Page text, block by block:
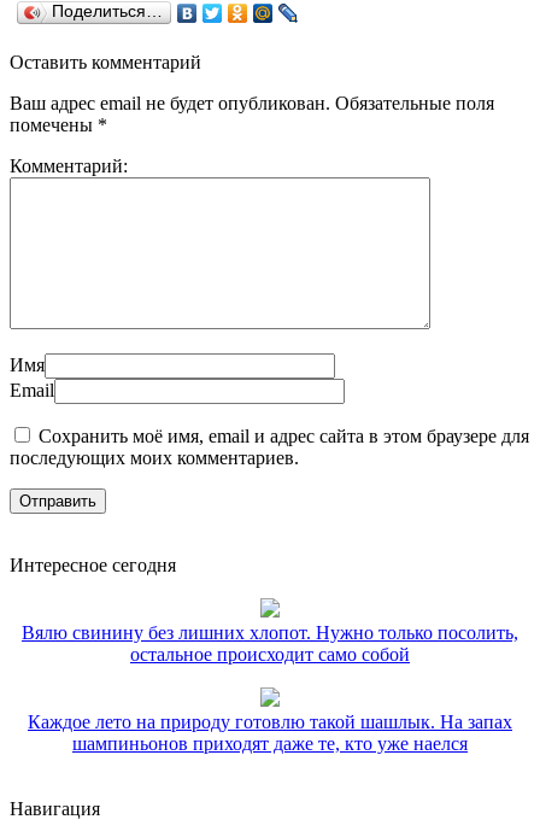
Поделиться…
Оставить комментарий
Ваш адрес email не будет опубликован. Обязательные поля
помечены *
Комментарий:
Имя
Email
Сохранить моё имя, email и адрес сайта в этом браузере для
последующих моих комментариев.
Интересное сегодня
Вялю свинину без лишних хлопот. Нужно только посолить,
остальное происходит само собой
Каждое лето на природу готовлю такой шашлык. На запах
шампиньонов приходят даже те, кто уже наелся
Навигация